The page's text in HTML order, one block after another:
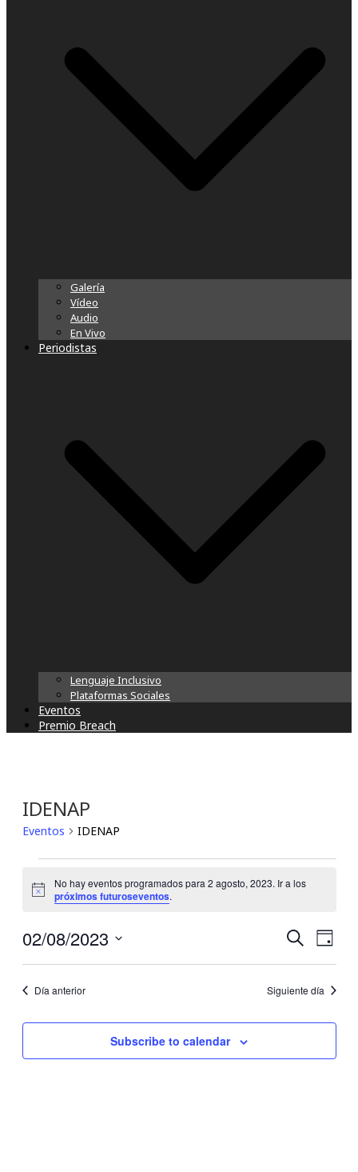
Galería
Vídeo
Audio
En Vivo
Periodistas
Lenguaje Inclusivo
Plataformas Sociales
Eventos
Premio Breach
IDENAP
Eventos IDENAP
Eventos
for
2
agosto,
2023
Notice
No hay eventos programados para 2 agosto, 2023. Ir a los
próximos futuroseventos.
y
Buscar
de
de
Día
02/08/2023
Día anterior Siguiente día
Subscribe to calendar